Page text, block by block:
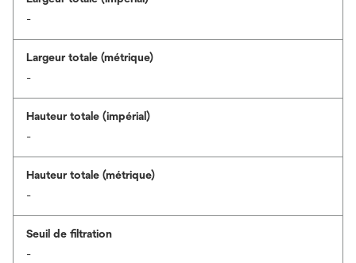
-
Largeur totale (métrique)
-
Hauteur totale (impérial)
-
Hauteur totale (métrique)
-
Seuil de filtration
-